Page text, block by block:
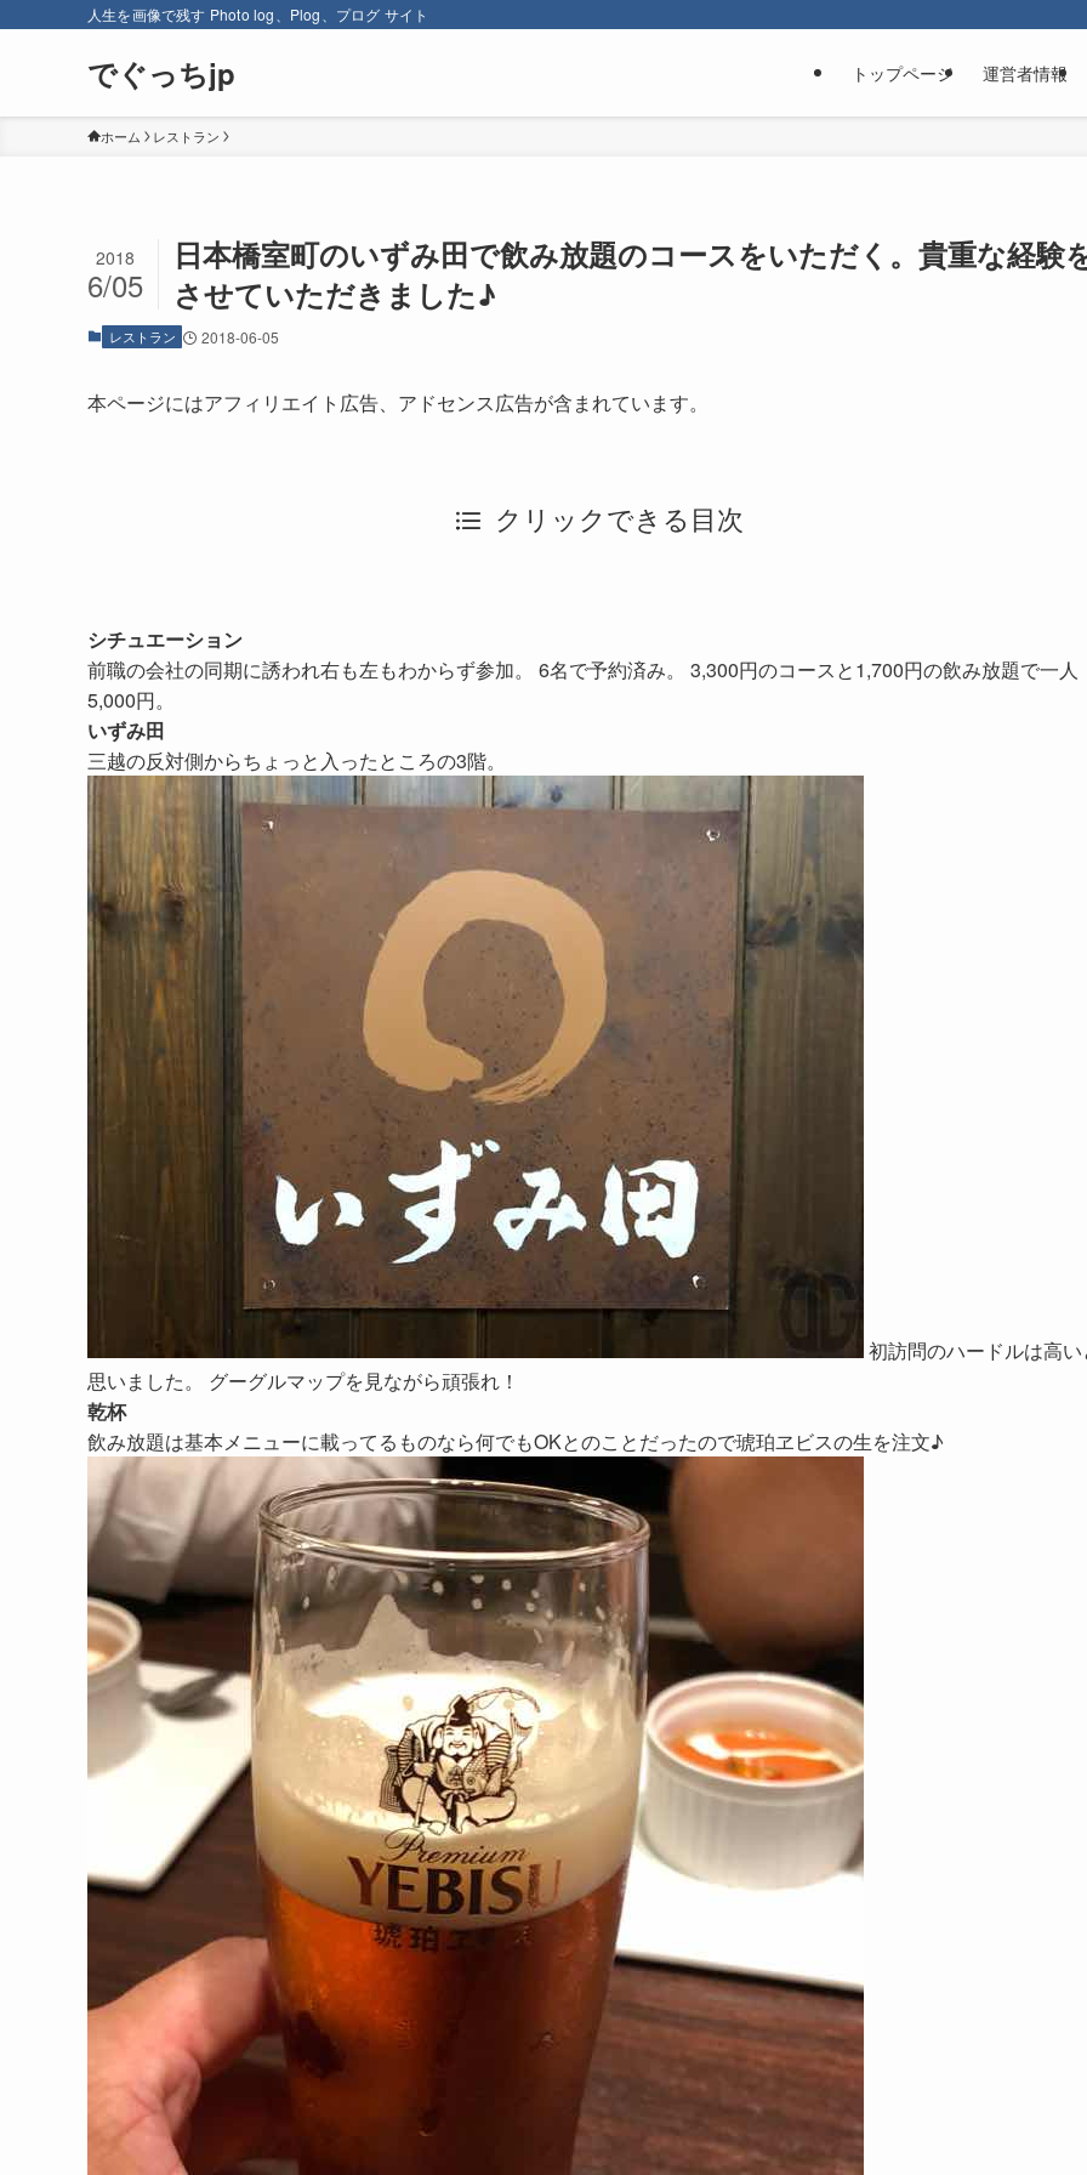
人生を画像で残す Photo log、Plog、プログ サイト
でぐっちjp トップページ 運営者情報
ホーム レストラン
日本橋室町のいずみ田で飲み放題のコースをいただく。貴重な経験
させていただきました♪
2018
6/05
レストラン 2018-06-05
本ページにはアフィリエイト広告、アドセンス広告が含まれています。
クリックできる目次
シチュエーション
前職の会社の同期に誘われ右も左もわからず参加。 6名で予約済み。 3,300円のコースと1,700円の飲み放題で一人
5,000円。
いずみ田
三越の反対側からちょっと入ったところの3階。
初訪問のハードルは高い
思いました。 グーグルマップを見ながら頑張れ！
乾杯
飲み放題は基本メニューに載ってるものなら何でもOKとのことだったので琥珀ヱビスの生を注文♪